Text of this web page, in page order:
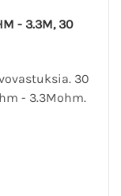
- 3.3M, 30
30
- 3.3Mohm.